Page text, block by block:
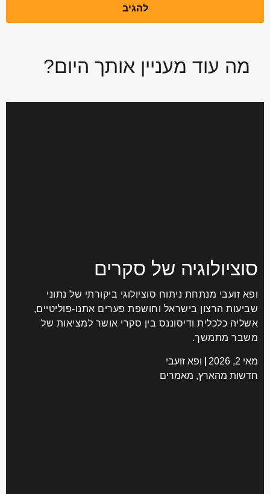
מה עוד מעניין אותך היום?
סוציולוגיה של סקרים
ופא זועבי מנתחת ניתוח סוציולוגי ביקורתי של נתוני
שביעות הרצון בישראל וחושפת פערים אתנו-פוליטיים,
אשליה כלכלית ודיסוננס בין סקרי אושר למציאות של
משבר מתמשך.
מאי 2, 2026
ופא זועבי
חדשות מהארץ, מאמרים